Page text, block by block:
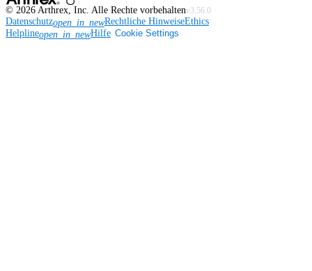
© 2026 Arthrex, Inc. Alle Rechte vorbehaltenv3.56.0
Datenschutzopen_in_newRechtliche HinweiseEthics
Helplineopen_in_newHilfe Cookie Settings